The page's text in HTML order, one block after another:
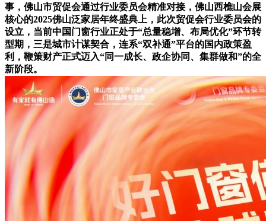
事，佛山市贸促会通过行业委员会精准对接，佛山西樵山会展
核心的2025佛山泛家居年终盛典上，此次贸促会行业委员会的
设立，当前中国门窗行业正处于“总量稳增、布局优化”环节转
型期，三是城市计谋契合，连系“双补通”平台的国内政策盈
利，鞭策财产正式迈入“同一成长、政企协同、集群做和”的全
新阶段。